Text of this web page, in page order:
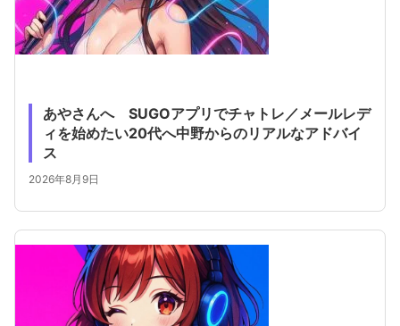
あやさんへ SUGOアプリでチャトレ／メールレデ
ィを始めたい20代へ中野からのリアルなアドバイ
ス
2026年8月9日